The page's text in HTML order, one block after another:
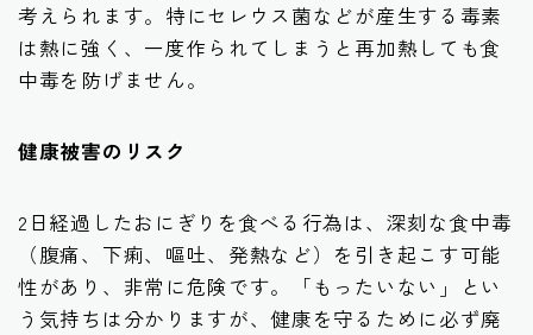
考えられます。特にセレウス菌などが産生する毒素
は熱に強く、一度作られてしまうと再加熱しても食
中毒を防げません。
健康被害のリスク
2日経過したおにぎりを食べる行為は、深刻な食中毒
（腹痛、下痢、嘔吐、発熱など）を引き起こす可能
性があり、非常に危険です。「もったいない」とい
う気持ちは分かりますが、健康を守るために必ず廃